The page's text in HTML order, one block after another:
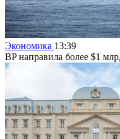
Экономика 13:39
BP направила более $1